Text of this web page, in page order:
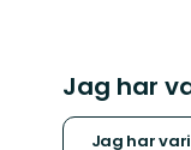
Jag har
Jag har